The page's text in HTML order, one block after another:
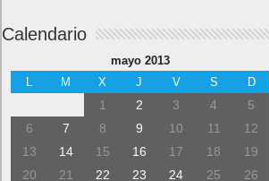
Calendario
mayo 2013
L
M X J V S D
1 2 3 4
5
6
7 8 9 10 11
12
13
14 15 16 17 18
19
20
21 22 23 24 25 26